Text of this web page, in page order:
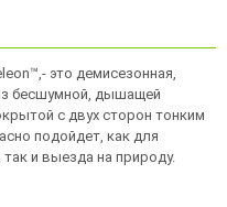
это демисезонная,
бесшумной, дышащей
с двух сторон тонким
подойдет, как для
и выезда на природу.